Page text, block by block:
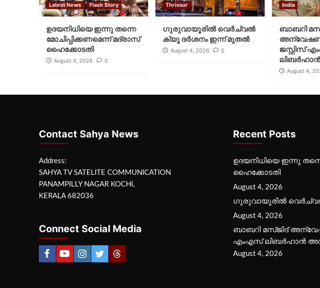
Latest News Flash Story
ഉദയനിധിയെ ഇന്നു തന്നെ
മോചിപ്പിക്കണമെന്ന് മദ്രാസ്
ഹൈക്കോടതി
August 4, 2026 0
Thrissur
ഗുരുവായൂരില്‍ വെര്‍ച്വല്‍
ക്യൂ ദര്‍ശനം ഇന്ന് മുതല്‍
August 4, 2026 0
India
ബാബറി
അന്വേഷണ
ജസ്റ്റിസ്
ലിബര്‍ഹാന്‍
August 4,
Contact Sahya News
Address:
SAHYA TV SATELITE COMMUNICATION
PANAMPILLY NAGAR KOCHI,
KERALA 682036
Connect Social Media
Recent Posts
ഉദയനിധിയെ ഇന്നു
ഹൈക്കോടതി
August 4, 2026
ഗുരുവായൂരില്‍
August 4, 2026
ബാബറി മസ്ജിദ്
എംഎസ് ലിബര്‍ഹാന്‍
August 4, 2026